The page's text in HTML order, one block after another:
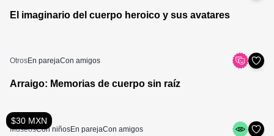
El imaginario del cuerpo heroico y sus avatares
OtrosEn parejaCon amigos
Arraigo: Memorias de cuerpo sin raíz
$30 MXN
MuseosCon niñosEn parejaCon amigos